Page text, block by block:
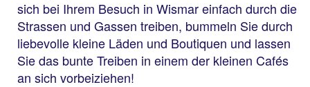
sich bei Ihrem Besuch in Wismar einfach durch die
Strassen und Gassen treiben, bummeln Sie durch
liebevolle kleine Läden und Boutiquen und lassen
Sie das bunte Treiben in einem der kleinen Cafés
an sich vorbeiziehen!